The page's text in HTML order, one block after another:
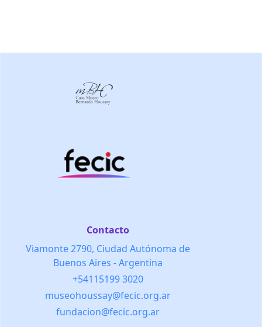
Contacto
Viamonte 2790, Ciudad Autónoma de
Buenos Aires - Argentina
+54115199 3020
museohoussay@fecic.org.ar
fundacion@fecic.org.ar